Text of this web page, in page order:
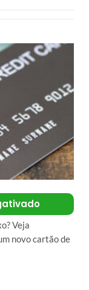
Veja
novo cartão de